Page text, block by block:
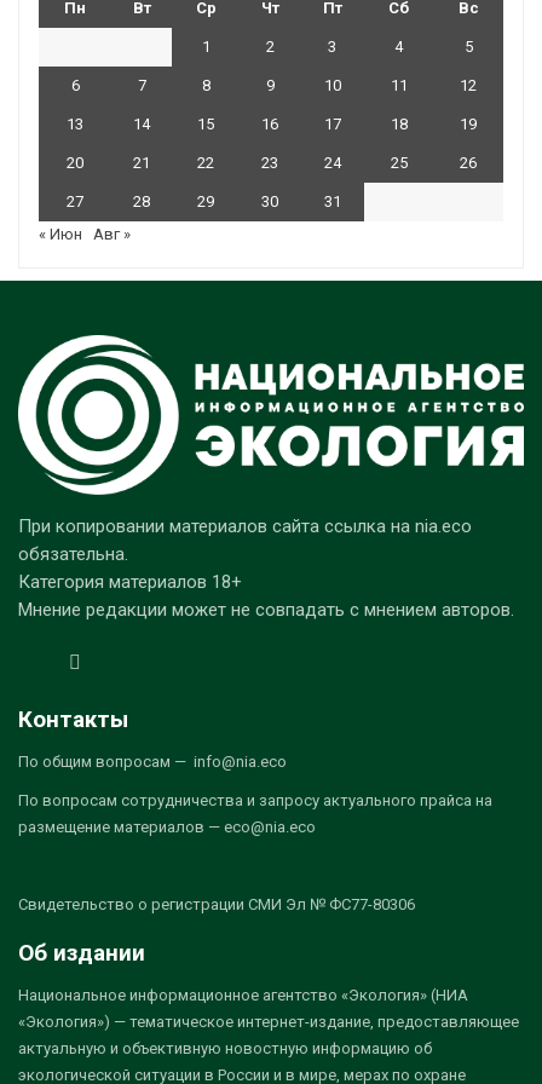
Пн Вт Ср Чт Пт Сб Вс
1 2 3 4 5
6 7 8 9 10 11 12
13 14 15 16 17 18 19
20 21 22 23 24 25 26
27 28 29 30
31
« Июн
Авг »
При копировании материалов сайта ссылка на nia.eco
обязательна.
Категория материалов 18+
Мнение редакции может не совпадать с мнением авторов.
Контакты
По общим вопросам — info@nia.eco
По вопросам сотрудничества и запросу актуального прайса на
размещение материалов — eco@nia.eco
Свидетельство о регистрации СМИ Эл № ФС77-80306
Об издании
Национальное информационное агентство «Экология» (НИА
«Экология») — тематическое интернет-издание, предоставляющее
актуальную и объективную новостную информацию об
экологической ситуации в России и в мире, мерах по охране